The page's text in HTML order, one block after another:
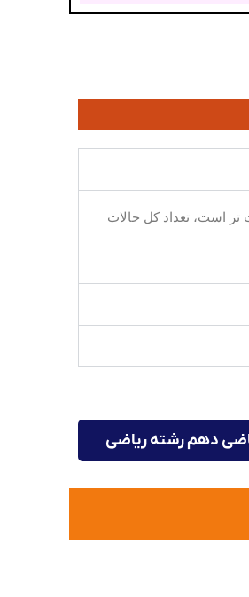
تر است، تعداد کل حالات
دهم رشته ریاضی